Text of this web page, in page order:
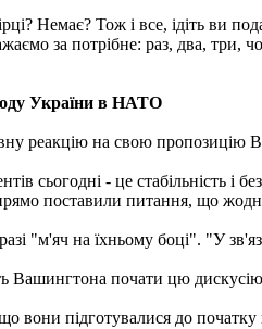
Немає? Тож і все, ідіть ви
за потрібне: раз, два,
України в НАТО
реакцію на свою пропозицію
сьогодні - це стабільність і
поставили питання, що
"м'яч на їхньому боці". "У
Вашингтона почати цю
вони підготувалися до початку